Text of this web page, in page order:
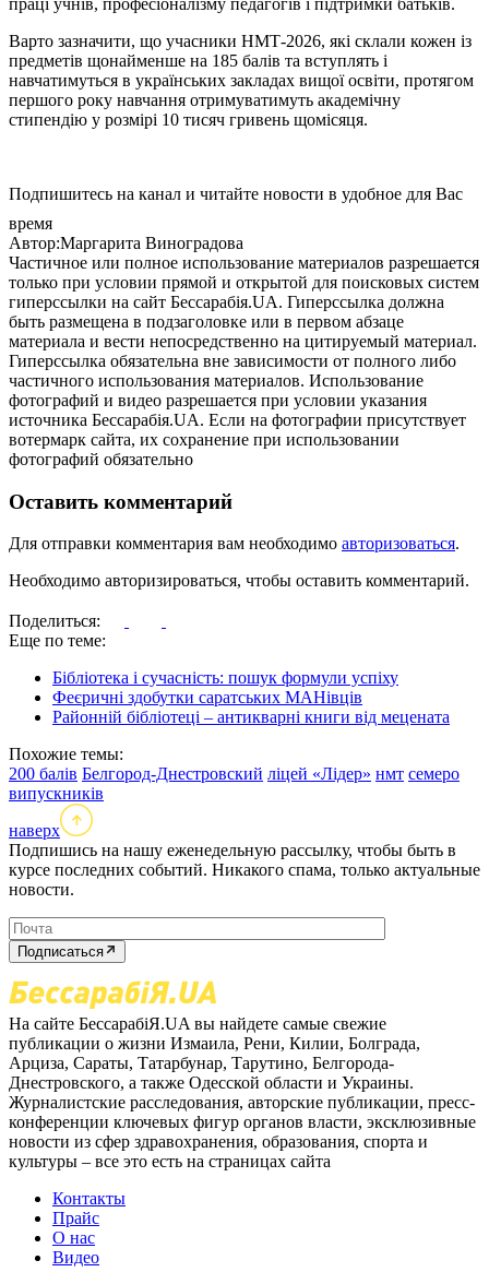
Варто зазначити, що учасники НМТ-2026, які склали кожен із
предметів щонайменше на 185 балів та вступлять і
навчатимуться в українських закладах вищої освіти, протягом
першого року навчання отримуватимуть академічну
стипендію у розмірі 10 тисяч гривень щомісяця.
Подпишитесь на канал и читайте новости в удобное для Вас
время
Автор:Маргарита Виноградова
Частичное или полное использование материалов разрешается
только при условии прямой и открытой для поисковых систем
гиперссылки на сайт Бессарабія.UA. Гиперссылка должна
быть размещена в подзаголовке или в первом абзаце
материала и вести непосредственно на цитируемый материал.
Гиперссылка обязательна вне зависимости от полного либо
частичного использования материалов. Использование
фотографий и видео разрешается при условии указания
источника Бессарабія.UA. Если на фотографии присутствует
вотермарк сайта, их сохранение при использовании
фотографий обязательно
Оставить комментарий
Для отправки комментария вам необходимо авторизоваться.
Необходимо авторизироваться, чтобы оставить комментарий.
Поделиться:
Еще по теме:
Бібліотека і сучасність: пошук формули успіху
Феєричні здобутки саратських МАНівців
Районній бібліотеці – антикварні книги від мецената
Похожие темы:
200 балів Белгород-Днестровский ліцей «Лідер» нмт семеро
випускників
наверх
Подпишись на нашу еженедельную рассылку, чтобы быть в
курсе последних событий. Никакого спама, только актуальные
новости.
Подписаться
На сайте БессарабіЯ.UA вы найдете самые свежие
публикации о жизни Измаила, Рени, Килии, Болграда,
Арциза, Сараты, Татарбунар, Тарутино, Белгорода-
Днестровского, а также Одесской области и Украины.
Журналистские расследования, авторские публикации, пресс-
конференции ключевых фигур органов власти, эксклюзивные
новости из сфер здравохранения, образования, спорта и
культуры – все это есть на страницах сайта
Контакты
Прайс
О нас
Видео